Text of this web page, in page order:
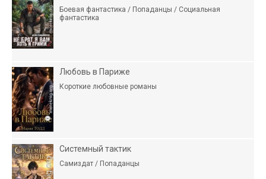
Боевая фантастика / Попаданцы / Социальная
фантастика
Любовь в Париже
Короткие любовные романы
Системный тактик
Самиздат / Попаданцы